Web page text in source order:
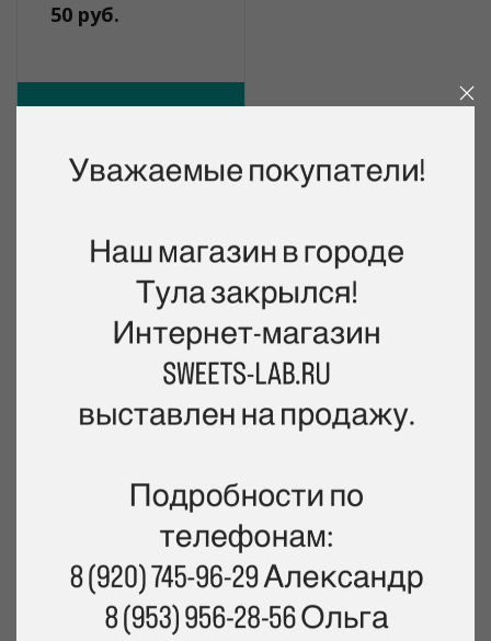
50 руб.
маляров, но и кондитеров. Важно, чтобы они были сделаны
из материалов, специально предназначенных для работы с
пищевыми продуктами. Чтобы вам не приходилось искать
инструменты по магазинам, интернет-магазин Sweets Lab в
Калининграде приготовил большой ассортимент
профессиональных кондитерских шпателей и скребков, как
волн или другого рельефа. С их помощью можно работать
создавать неповторимые шедевры кондитерского
Вам может быть интересно